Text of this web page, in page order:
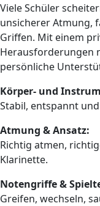
Viele Schüler
unsicherer Atmung,
Griffen. Mit einem
Herausforderungen
persönliche
Körper- und
Stabil, entspannt
Atmung & Ansatz:
Richtig atmen,
Klarinette.
Notengriffe &
Greifen, wechseln,